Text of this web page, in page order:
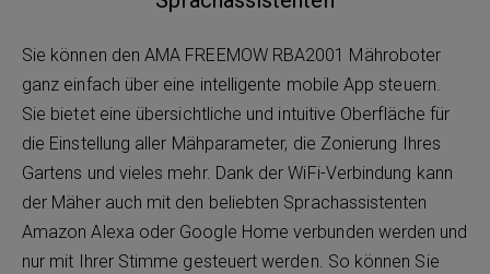
Sie können den AMA FREEMOW RBA2001 Mähroboter
ganz einfach über eine intelligente mobile App steuern.
Sie bietet eine übersichtliche und intuitive Oberfläche für
die Einstellung aller Mähparameter, die Zonierung Ihres
Gartens und vieles mehr. Dank der WiFi-Verbindung kann
der Mäher auch mit den beliebten Sprachassistenten
Amazon Alexa oder Google Home verbunden werden und
nur mit Ihrer Stimme gesteuert werden. So können Sie